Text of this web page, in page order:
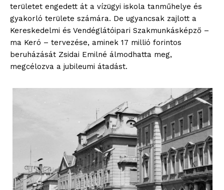
területet engedett át a vízügyi iskola tanműhelye és
gyakorló területe számára. De ugyancsak zajlott a
Kereskedelmi és Vendéglátóipari Szakmunkásképző –
ma Keró – tervezése, aminek 17 millió forintos
beruházását Zsidai Emilné álmodhatta meg,
megcélozva a jubileumi átadást.